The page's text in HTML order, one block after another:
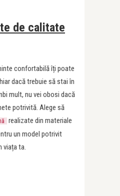
de calitate
confortabilă îți poate
dacă trebuie să stai în
mult, nu vei obosi dacă
potrivită. Alege să
realizate din materiale
un model potrivit
viața ta.